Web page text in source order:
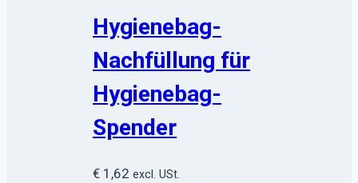
Hygienebag-
Nachfüllung für
Hygienebag-
Spender
€ 1,62 excl. USt.